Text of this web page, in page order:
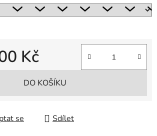
Kč
DO KOŠÍKU
se Sdílet